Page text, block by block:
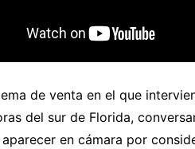
de venta en el que
del sur de Florida,
en cámara por